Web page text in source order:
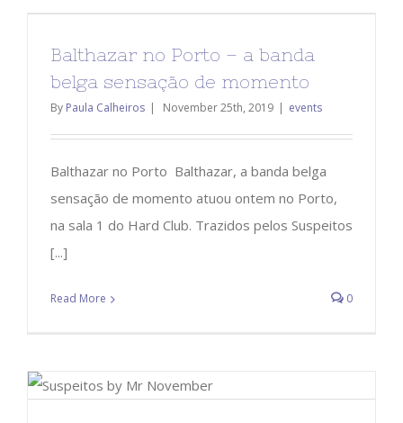
Balthazar no Porto – a banda
belga sensação de momento
By Paula Calheiros | November 25th, 2019 | events
Balthazar no Porto Balthazar, a banda belga
sensação de momento atuou ontem no Porto,
na sala 1 do Hard Club. Trazidos pelos Suspeitos
[...]
Read More 0